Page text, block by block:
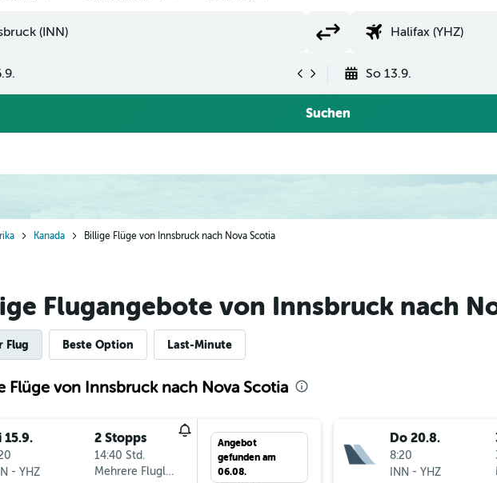
So 13.9.
Suchen
Kanada Billige Flüge von Innsbruck nach Nova Scotia
Flugangebote von Innsbruck nach
Flug Beste Option Last-Minute
Flüge von Innsbruck nach Nova Scotia
15.9.
- YHZ
2 Stopps
14:40 Std.
Mehrere Fluglinien
Angebot
gefunden am
06.08.
Do 20.8.
8:20
INN - YHZ